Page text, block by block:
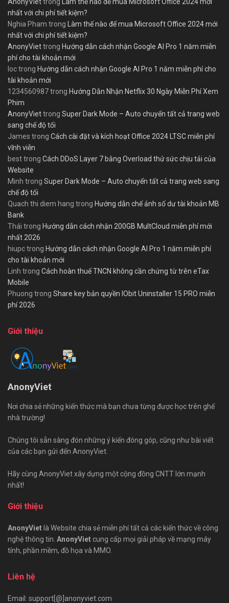
nhất với chi phí tiết kiệm?
Nghia Pham trong
Làm thế nào để mua Microsoft Office 2024 mới
nhất với chi phí tiết kiệm?
AnonyViettrong Hướng dẫn cách nhận Google AI Pro 1 năm miễn
phí cho tài khoản mới
loctrong Hướng dẫn cách nhận Google AI Pro 1 năm miễn phí cho
tài khoản mới
1234560987trong Hướng Dẫn Nhận Netflix 30 Ngày Miễn Phí Xem
Phim
AnonyViettrong Super Dark Mode – Auto chuyển tất cả trang web
sang chế độ tối
James trong Cách cài đặt và kích hoạt Office 2024 LTSC miễn phí
vĩnh viễn
besttrong Cách DDoS Layer 7 bằng Overload thử sức chịu tải của
Website
Minh trong Super Dark Mode – Auto chuyển tất cả trang web sang
chế độ tối
Quach thi diem hang trong Hướng dẫn chế ảnh số dư tài khoản MB
Bank
Thái trong Hướng dẫn cách nhận 200GB MultCloud miễn phí mới
nhất 2026
hiupctrong Hướng dẫn cách nhận Google AI Pro 1 năm miễn phí
cho tài khoản mới
Linh trong Cách hoàn thuế TNCN không cần chứng từ trên eTax
Mobile
Phuong trong Share key bản quyền IObit Uninstaller 15 PRO miễn
phí 2026
Giới thiệu
AnonyViet
Nơi chia sẻ những kiến thức mà bạn chưa từng được học trên ghế
nhà trường!
Chúng tôi sẵn sàng đón những ý kiến đóng góp, cũng như bài viết
của các bạn gửi đến AnonyViet.
Hãy cùng AnonyViet xây dựng một cộng đồng CNTT lớn mạnh
nhất!
Giới thiệu
AnonyViet là Website chia sẻ miễn phí tất cả các kiến thức về công
nghệ thông tin. AnonyViet cung cấp mọi giải pháp về mạng máy
tính, phần mềm, đồ họa và MMO.
Liên hệ
Email: support[@]anonyviet.com